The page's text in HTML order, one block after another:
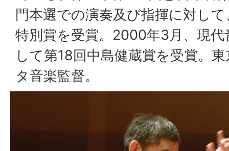
門本選での演奏及び指揮に対し
特別賞を受賞。2000年3月、現
して第18回中島健蔵賞を受賞。
タ音楽監督。